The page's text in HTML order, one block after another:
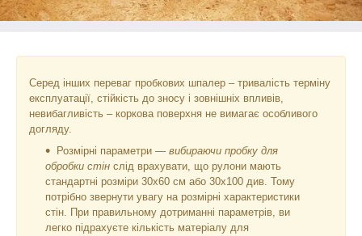
Серед інших переваг пробкових шпалер – тривалість терміну
експлуатації, стійкість до зносу і зовнішніх впливів,
невибагливість – коркова поверхня не вимагає особливого
догляду.
Розмірні параметри — вибираючи пробку для
обробки стін слід врахувати, що рулони мають
стандартні розміри 30х60 см або 30х100 див. Тому
потрібно звернути увагу на розмірні характеристики
стін. При правильному дотриманні параметрів, ви
легко підрахуєте кількість матеріалу для